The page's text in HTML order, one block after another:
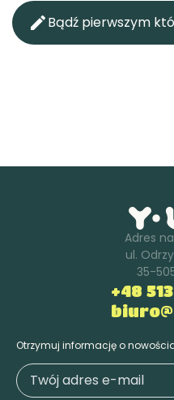
Bądź pierwszym
Adres
ul.
35-
+48
Otrzymuj informację o